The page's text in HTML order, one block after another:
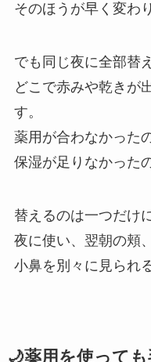
そのほうが早く変わ
でも同じ夜に全部替
どこで赤みや乾きが
す。
薬用が合わなかった
保湿が足りなかった
替えるのは一つだけ
夜に使い、翌朝の頬
小鼻を別々に見られ
🌙薬用を使って